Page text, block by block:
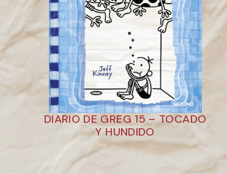
DIARIO DE GREG 15 – TOCADO
Y HUNDIDO